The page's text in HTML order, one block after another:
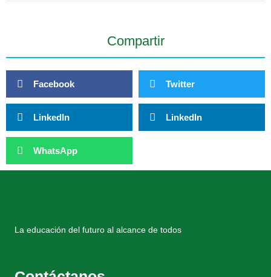
Compartir
Facebook Twitter
LinkedIn LinkedIn
WhatsApp
La educación del futuro al alcance de todos